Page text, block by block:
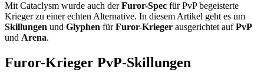
Krieger
PvP-
Skillung
Glyphen
–
Mit Cataclysm wurde auch derFuror-Spec für PvP begeisterte
Krieger zu einer echten Alternative. In diesem Artikel geht es um
Skillungen und Glyphen fürFuror-Krieger ausgerichtet aufPvP
und Arena.
Furor-Krieger PvP-Skillungen